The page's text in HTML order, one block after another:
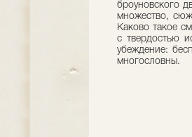
броуновского
множество,
Каково такое
с твердостью
убеждение:
многословны.